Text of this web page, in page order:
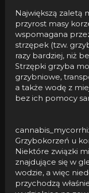
Największą zaletą
przyrost masy
wspomagana
strzępek (tzw.
razy bardziej, niż
Strzępki grzyba
grzybniowe,
a także wodę z
bez ich pomocy
Grzybokorzeń u
Niektóre związki
znajdujące się w
wodzie, a więc
przychodzą